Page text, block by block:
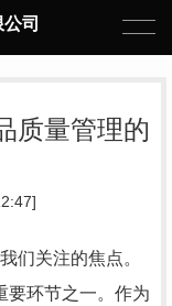
司
质量管理的
们关注的焦点。
要环节之一。作为